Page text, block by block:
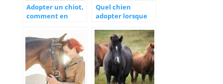
Adopter un chiot,
comment en
Quel chien
adopter lorsque